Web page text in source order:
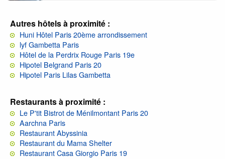
Autres hôtels à proximité :
Huni Hôtel Paris 20ème arrondissement
lyf Gambetta Paris
Hôtel de la Perdrix Rouge Paris 19e
Hipotel Belgrand Paris 20
Hipotel Paris Lilas Gambetta
Restaurants à proximité :
Le P'tit Bistrot de Ménilmontant Paris 20
Aarchna Paris
Restaurant Abyssinia
Restaurant du Mama Shelter
Restaurant Casa Giorgio Paris 19